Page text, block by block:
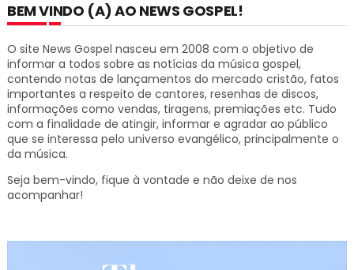
BEM VINDO (A) AO NEWS GOSPEL!
O site News Gospel nasceu em 2008 com o objetivo de
informar a todos sobre as notícias da música gospel,
contendo notas de lançamentos do mercado cristão, fatos
importantes a respeito de cantores, resenhas de discos,
informações como vendas, tiragens, premiações etc. Tudo
com a finalidade de atingir, informar e agradar ao público
que se interessa pelo universo evangélico, principalmente o
da música.
Seja bem-vindo, fique à vontade e não deixe de nos
acompanhar!